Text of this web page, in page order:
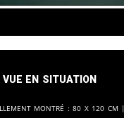
Vue en situation
montré : 80 x 120 cm |